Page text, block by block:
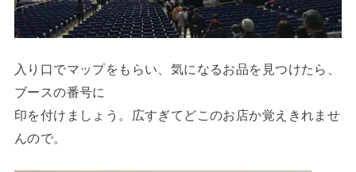
入り口でマップをもらい、気になるお品を見つけたら、
ブースの番号に
印を付けましょう。広すぎてどこのお店か覚えきれませ
んので。